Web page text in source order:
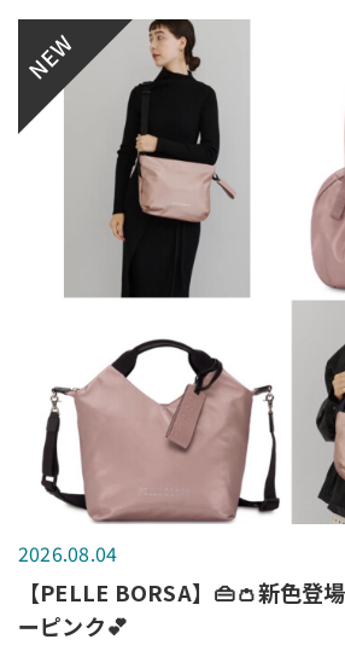
NEW
2026.08.04
【PELLE BORSA】👜👛新色登
ーピンク💕